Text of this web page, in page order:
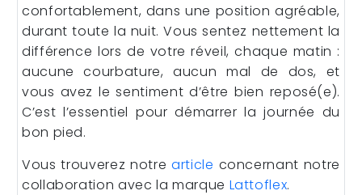
confortablement, dans une position agréable,
durant toute la nuit. Vous sentez nettement la
différence lors de votre réveil, chaque matin :
aucune courbature, aucun mal de dos, et
vous avez le sentiment d’être bien reposé(e).
C’est l’essentiel pour démarrer la journée du
bon pied.
Vous trouverez notrearticle concernant notre
collaboration avec la marque Lattoflex.